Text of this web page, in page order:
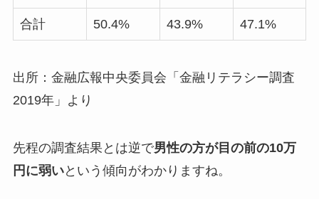
合計 50.4% 43.9% 47.1%
出所：金融広報中央委員会「金融リテラシー調査
2019年」より
先程の調査結果とは逆で男性の方が目の前の10万
円に弱いという傾向がわかりますね。